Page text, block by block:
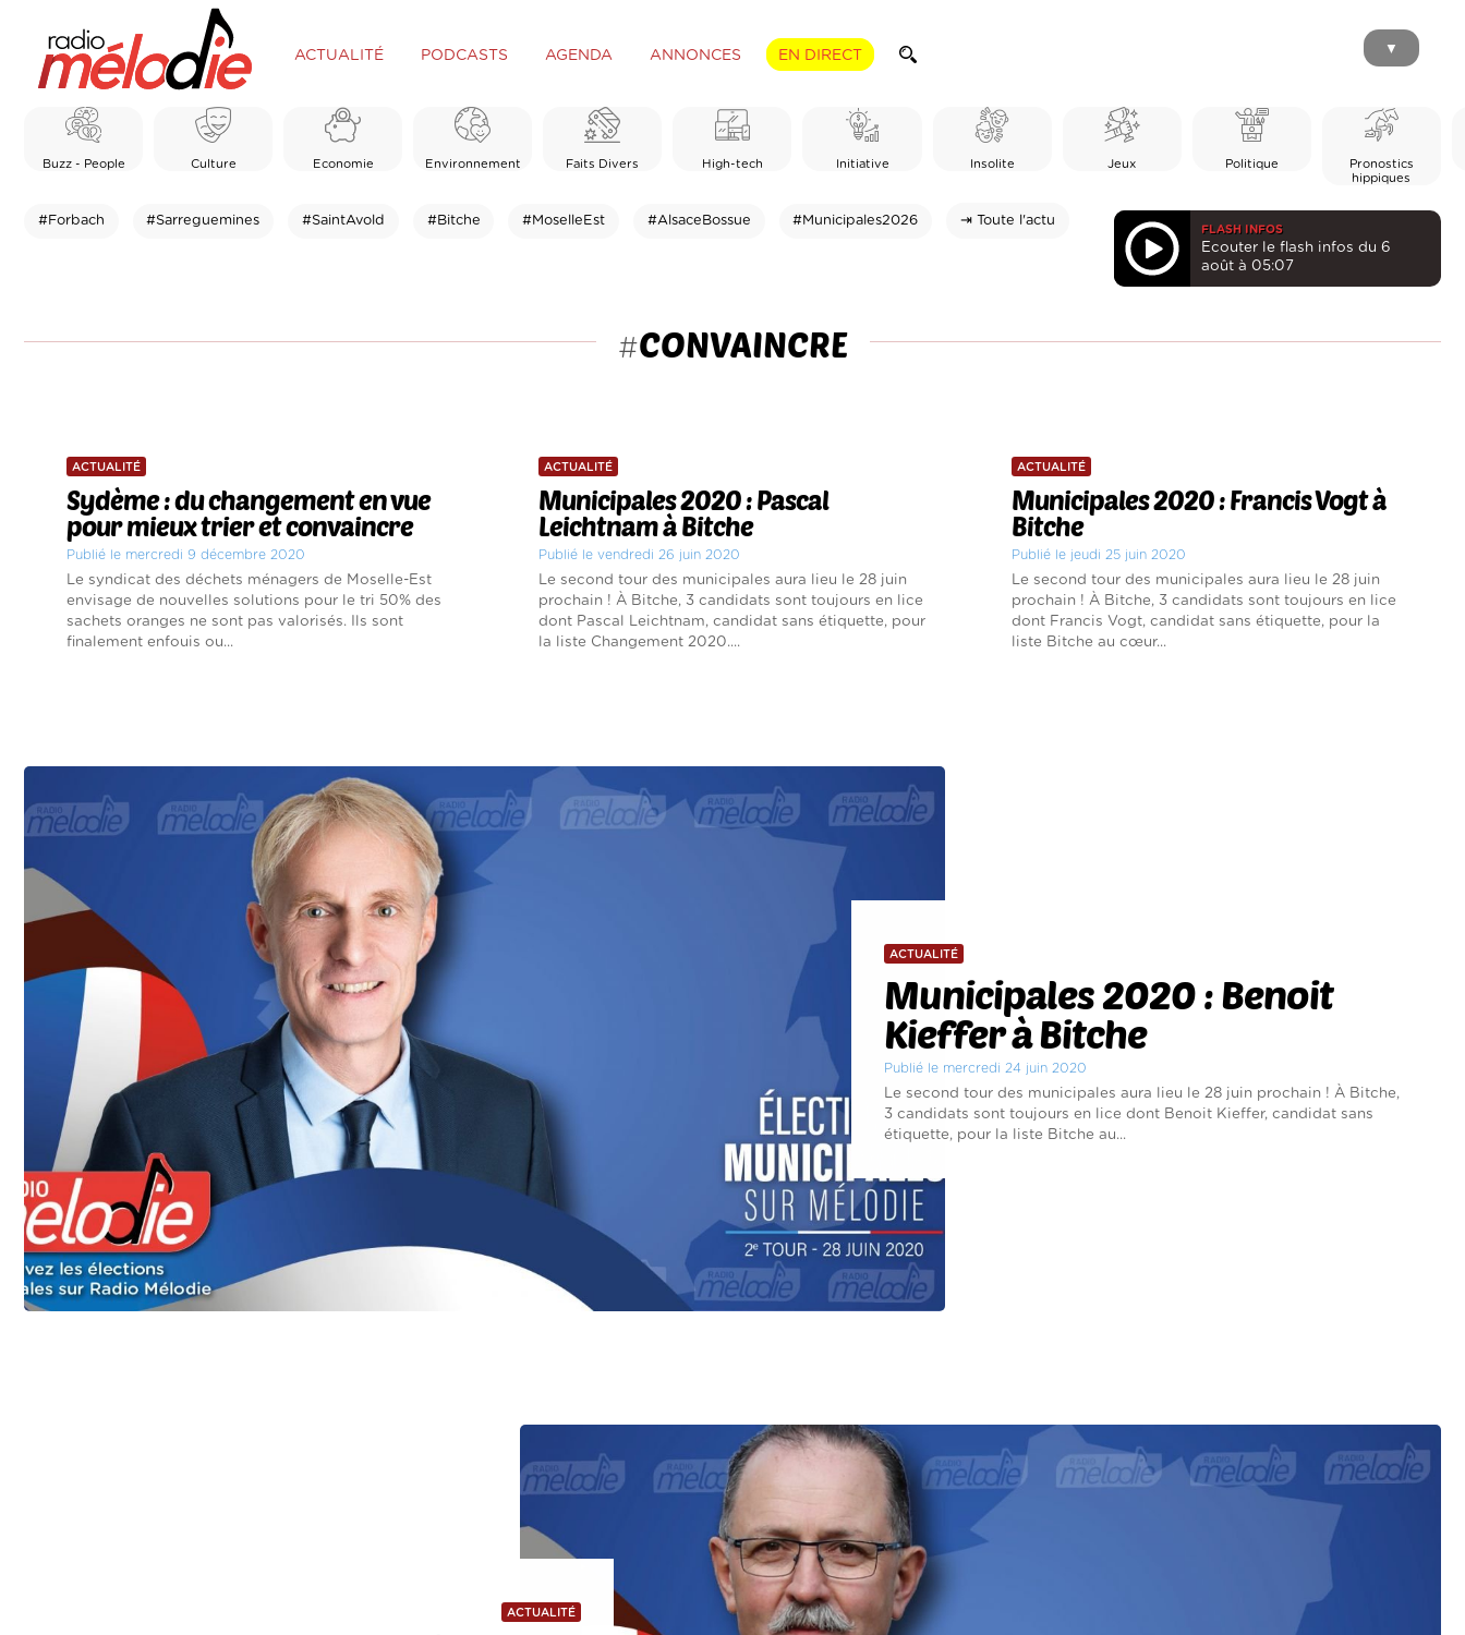
ACTUALITÉ PODCASTS AGENDA ANNONCES EN DIRECT ▼
Buzz - People Culture Economie Environnement Faits Divers High-tech Initiative Insolite Jeux Politique
Pronostics
hippiques
#Forbach #Sarreguemines #SaintAvold #Bitche #MoselleEst #AlsaceBossue #Municipales2026 ⇥ Toute l'actu
FLASH INFOS
Ecouter le flash infos du 6
août à 05:07
#CONVAINCRE
ACTUALITÉ
Sydème : du changement en vue
pour mieux trier et convaincre
Publié le mercredi 9 décembre 2020
Le syndicat des déchets ménagers de Moselle-Est
envisage de nouvelles solutions pour le tri 50% des
sachets oranges ne sont pas valorisés. Ils sont
finalement enfouis ou...
ACTUALITÉ
Municipales 2020 : Pascal
Leichtnam à Bitche
Publié le vendredi 26 juin 2020
Le second tour des municipales aura lieu le 28 juin
prochain ! À Bitche, 3 candidats sont toujours en lice
dont Pascal Leichtnam, candidat sans étiquette, pour
la liste Changement 2020....
ACTUALITÉ
Municipales 2020 : Francis Vogt à
Bitche
Publié le jeudi 25 juin 2020
Le second tour des municipales aura lieu le 28 juin
prochain ! À Bitche, 3 candidats sont toujours en lice
dont Francis Vogt, candidat sans étiquette, pour la
liste Bitche au cœur...
ACTUALITÉ
Municipales 2020 : Benoit
Kieffer à Bitche
Publié le mercredi 24 juin 2020
Le second tour des municipales aura lieu le 28 juin prochain ! À Bitche,
3 candidats sont toujours en lice dont Benoit Kieffer, candidat sans
étiquette, pour la liste Bitche au...
ACTUALITÉ